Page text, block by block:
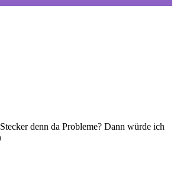
denn da Probleme? Dann würde ich